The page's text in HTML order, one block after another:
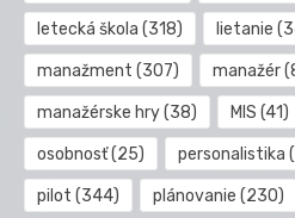
letecká škola (318) lietanie
manažment (307) manažér
manažérske hry(38) MIS (41)
osobnosť(25) personalistika
pilot (344) plánovanie (230)